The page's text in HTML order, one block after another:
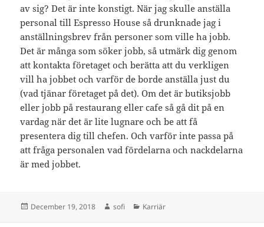
av sig? Det är inte konstigt. När jag skulle anställa
personal till Espresso House så drunknade jag i
anställningsbrev från personer som ville ha jobb.
Det är många som söker jobb, så utmärk dig genom
att kontakta företaget och berätta att du verkligen
vill ha jobbet och varför de borde anställa just du
(vad tjänar företaget på det). Om det är butiksjobb
eller jobb på restaurang eller cafe så gå dit på en
vardag när det är lite lugnare och be att få
presentera dig till chefen. Och varför inte passa på
att fråga personalen vad fördelarna och nackdelarna
är med jobbet.
Posted
December 19, 2018 Author
sofi Categories
Karriär